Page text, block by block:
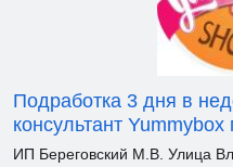
Подработка 3 дня в
консультант
ИП Береговский М.В. Улица